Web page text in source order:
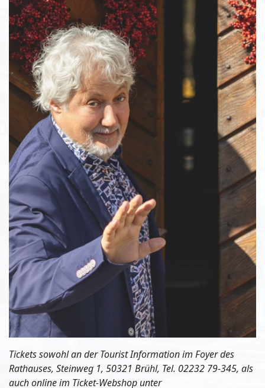
Tickets sowohl an der Tourist Information im Foyer des
Rathauses, Steinweg 1, 50321 Brühl, Tel. 02232 79-345, als
auch online im Ticket-Webshop unter